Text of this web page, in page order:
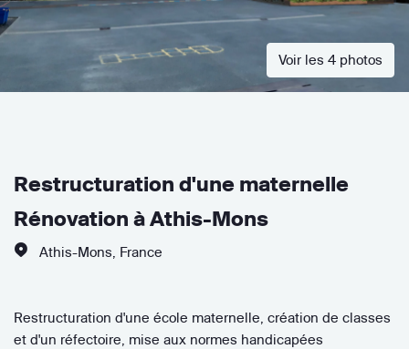
Voir les 4 photos
Restructuration d'une maternelle
Rénovation à Athis-Mons
Athis-Mons France
Restructuration d'une école maternelle, création de classes
et d'un réfectoire, mise aux normes handicapées